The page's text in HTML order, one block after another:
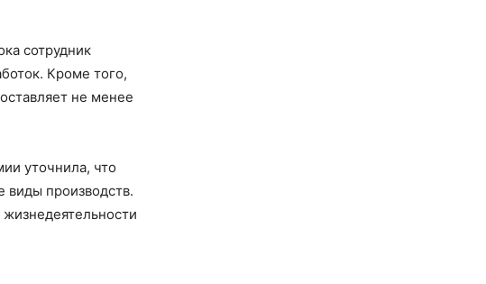
сотрудник
Кроме того,
не менее
уточнила, что
виды производств.